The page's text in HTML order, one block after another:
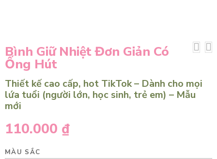
Bình Giữ Nhiệt Đơn Giản Có
Ống Hút
Thiết kế cao cấp, hot TikTok – Dành cho mọi
lứa tuổi (người lớn, học sinh, trẻ em) – Mẫu
mới
110.000 ₫
MÀU SẮC